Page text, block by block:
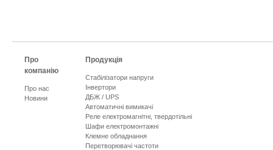
Про
компанію
Про нас
Новини
Продукція
Стабілізатори напруги
Інвертори
ДБЖ / UPS
Автоматичні вимикачі
Реле електромагнітні, твердотільні
Шафи електромонтажні
Клемне обладнання
Перетворювачі частоти